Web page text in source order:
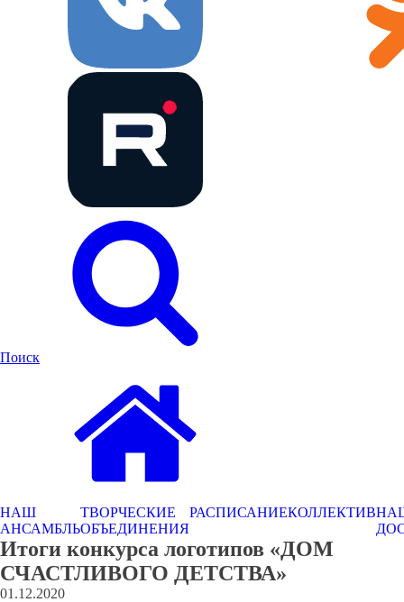
Поиск
НАШ
АНСАМБЛЬ
ТВОРЧЕСКИЕ
ОБЪЕДИНЕНИЯ
РАСПИСАНИЕКОЛЛЕКТИВ
Итоги конкурса логотипов «ДОМ
СЧАСТЛИВОГО ДЕТСТВА»
01.12.2020